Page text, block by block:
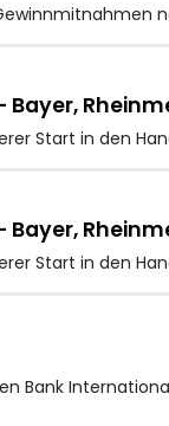
Start in den
Start in den